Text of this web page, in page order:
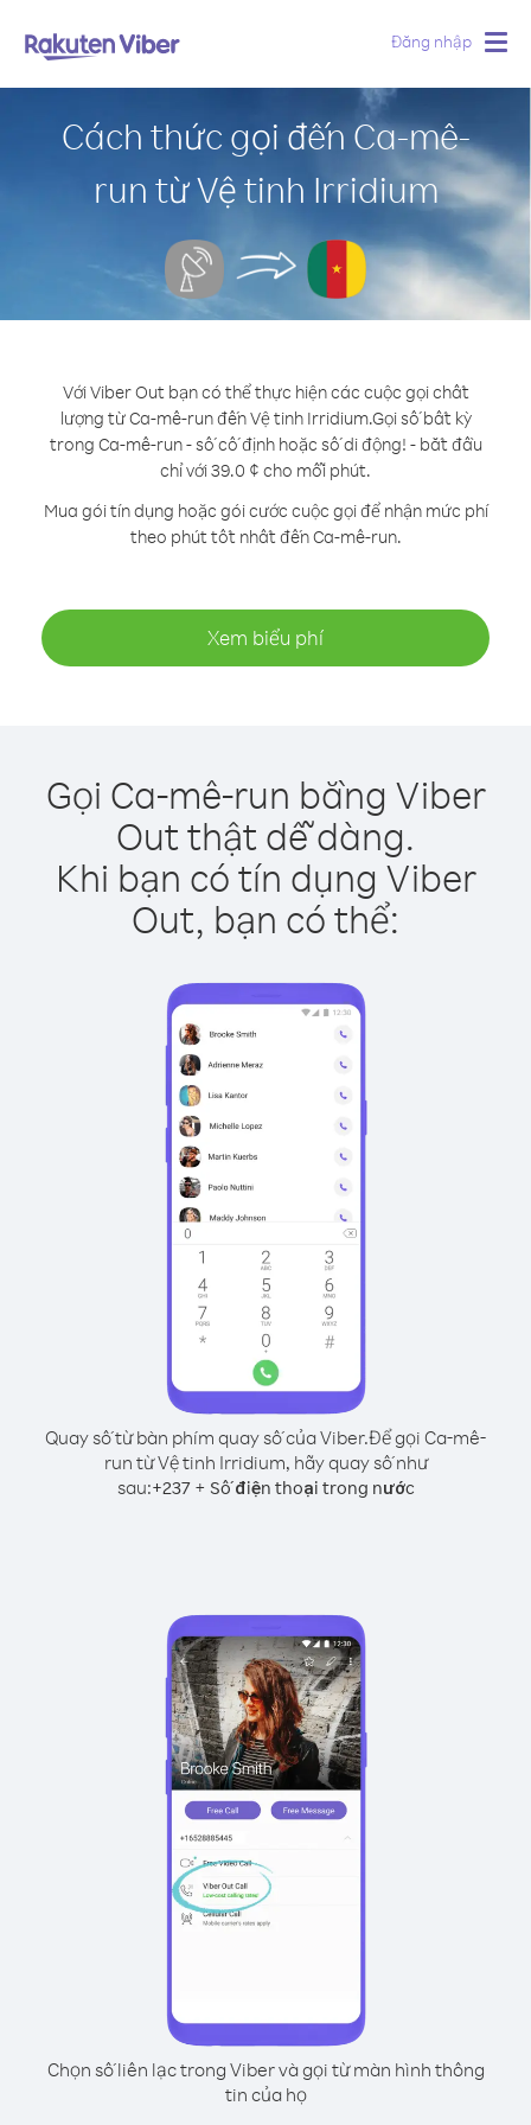
Đăng nhập
Cách thức gọi đến Ca-mê-
run từ Vệ tinh Irridium
Với Viber Out bạn có thể thực hiện các cuộc gọi chất
lượng từ Ca-mê-run đến Vệ tinh Irridium.Gọi số bất kỳ
trong Ca-mê-run - số cố định hoặc số di động! - bắt đầu
chỉ với 39.0 ¢ cho mỗi phút.
Mua gói tín dụng hoặc gói cước cuộc gọi để nhận mức phí
theo phút tốt nhất đến Ca-mê-run.
Xem biểu phí
Gọi Ca-mê-run bằng Viber
Out thật dễ dàng.
Khi bạn có tín dụng Viber
Out, bạn có thể:
Quay số từ bàn phím quay số của Viber.Để gọi Ca-mê-
run từ Vệ tinh Irridium, hãy quay số như
sau:+237+ Số điện thoại trong nước
Chọn số liên lạc trong Viber và gọi từ màn hình thông
tin của họ